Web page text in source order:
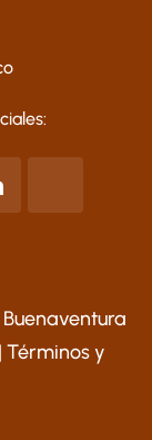
| Términos y